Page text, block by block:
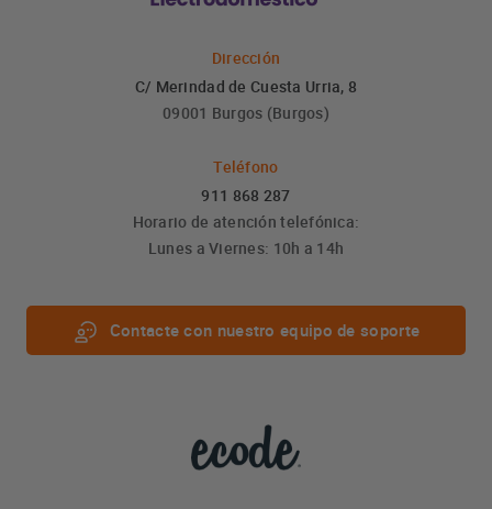
Dirección
C/ Merindad de Cuesta Urria, 8
09001 Burgos (Burgos)
Teléfono
911 868 287
Horario de atención telefónica:
Lunes a Viernes: 10h a 14h
Contacte con nuestro equipo de soporte